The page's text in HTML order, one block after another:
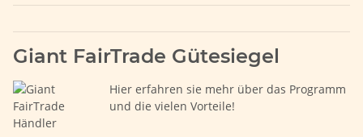
Giant FairTrade Gütesiegel
Hier erfahren sie mehr über das Programm
und die vielen Vorteile!